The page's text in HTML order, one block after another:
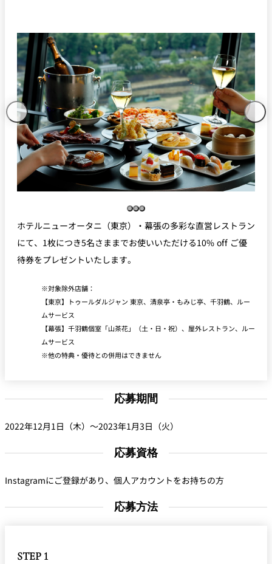
ホテルニューオータニ（東京）・幕張の多彩な直営レストラン
にて、1枚につき5名さままでお使いいただける10% off ご優
待券をプレゼントいたします。
対象除外店舗：
【東京】トゥールダルジャン 東京、清泉亭・もみじ亭、千羽鶴、ルー
ムサービス
【幕張】千羽鶴個室「山茶花」（土・日・祝）、屋外レストラン、ルー
ムサービス
他の特典・優待との併用はできません
応募期間
2022年12月1日（木）～2023年1月3日（火）
応募資格
Instagramにご登録があり、個人アカウントをお持ちの方
応募方法
STEP 1